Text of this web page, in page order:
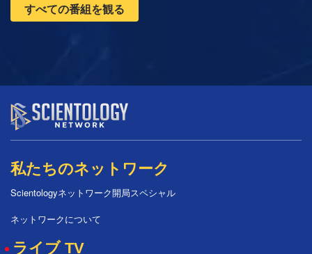
すべての番組を観る
私たちのネットワーク
Scientologyネットワーク開局スペシャル
ネットワークについて
ライブ TV